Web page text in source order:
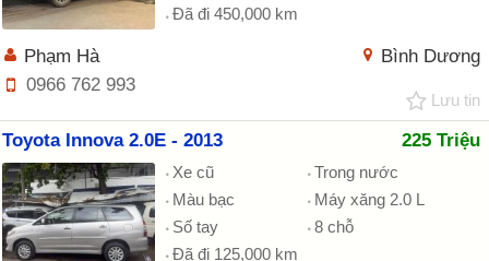
Đã đi 450,000 km
Bình Dương
Phạm Hà
0966 762 993
Lưu tin
Toyota Innova 2.0E - 2013 225 Triệu
Xe cũ
Trong nước
Màu bạc
Máy xăng 2.0 L
Số tay
8 chỗ
Đã đi 125,000 km